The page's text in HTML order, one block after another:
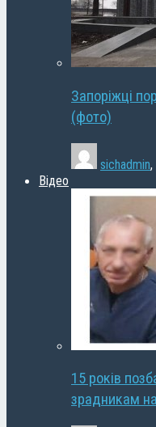
Запоріжці
(фото)
sichadmin,
Відео
15 років
зрадникам